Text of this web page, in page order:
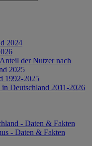
2024
der Nutzer nach
2025
1992-2025
Deutschland 2011-2026
- Daten & Fakten
- Daten & Fakten